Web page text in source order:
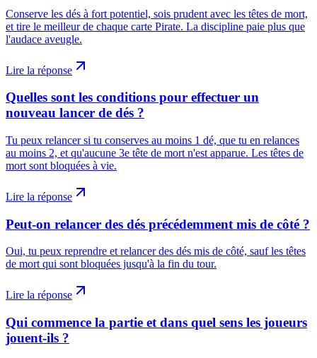
Conserve les dés à fort potentiel, sois prudent avec les têtes de mort,
et tire le meilleur de chaque carte Pirate. La discipline paie plus que
l'audace aveugle.
Lire la réponse
Quelles sont les conditions pour effectuer un
nouveau lancer de dés ?
Tu peux relancer si tu conserves au moins 1 dé, que tu en relances
au moins 2, et qu'aucune 3e tête de mort n'est apparue. Les têtes de
mort sont bloquées à vie.
Lire la réponse
Peut-on relancer des dés précédemment mis de côté ?
Oui, tu peux reprendre et relancer des dés mis de côté, sauf les têtes
de mort qui sont bloquées jusqu'à la fin du tour.
Lire la réponse
Qui commence la partie et dans quel sens les joueurs
jouent-ils ?